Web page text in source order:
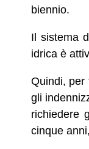
biennio.
Il sistema
idrica è
Quindi, per
gli
richiedere
cinque